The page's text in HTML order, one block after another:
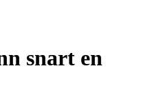
snart en